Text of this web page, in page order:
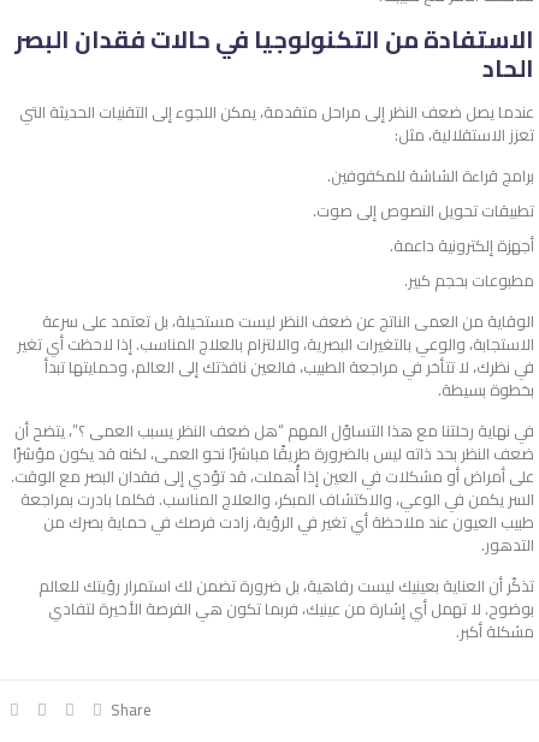
الاستفادة من التكنولوجيا في حالات فقدان البصر
الحاد
عندما يصل ضعف النظر إلى مراحل متقدمة، يمكن اللجوء إلى التقنيات الحديثة التي
تعزز الاستقلالية، مثل:
برامج قراءة الشاشة للمكفوفين.
تطبيقات تحويل النصوص إلى صوت.
أجهزة إلكترونية داعمة.
مطبوعات بحجم كبير.
الوقاية من العمى الناتج عن ضعف النظر ليست مستحيلة، بل تعتمد على سرعة
الاستجابة، والوعي بالتغيرات البصرية، والالتزام بالعلاج المناسب. إذا لاحظت أي تغير
في نظرك، لا تتأخر في مراجعة الطبيب، فالعين نافذتك إلى العالم، وحمايتها تبدأ
بخطوة بسيطة.
في نهاية رحلتنا مع هذا التساؤل المهم “هل ضعف النظر يسبب العمى ؟”، يتضح أن
ضعف النظر بحد ذاته ليس بالضرورة طريقًا مباشرًا نحو العمى، لكنه قد يكون مؤشرًا
على أمراض أو مشكلات في العين إذا أُهملت، قد تؤدي إلى فقدان البصر مع الوقت.
السر يكمن في الوعي، والاكتشاف المبكر، والعلاج المناسب. فكلما بادرت بمراجعة
طبيب العيون عند ملاحظة أي تغير في الرؤية، زادت فرصك في حماية بصرك من
التدهور.
تذكّر أن العناية بعينيك ليست رفاهية، بل ضرورة تضمن لك استمرار رؤيتك للعالم
بوضوح. لا تهمل أي إشارة من عينيك، فربما تكون هي الفرصة الأخيرة لتفادي
مشكلة أكبر.
Share